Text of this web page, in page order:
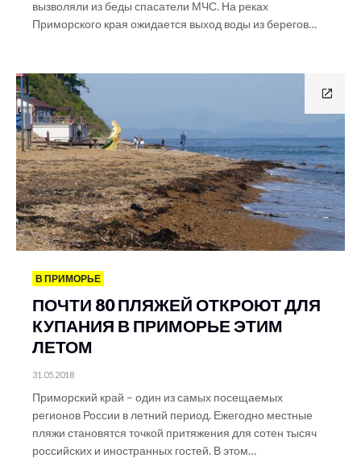
вызволяли из беды спасатели МЧС. На реках
Приморского края ожидается выход воды из берегов…
В ПРИМОРЬЕ
ПОЧТИ 80 ПЛЯЖЕЙ ОТКРОЮТ ДЛЯ
КУПАНИЯ В ПРИМОРЬЕ ЭТИМ
ЛЕТОМ
31.05.2018
Приморский край – один из самых посещаемых
регионов России в летний период. Ежегодно местные
пляжи становятся точкой притяжения для сотен тысяч
российских и иностранных гостей. В этом…